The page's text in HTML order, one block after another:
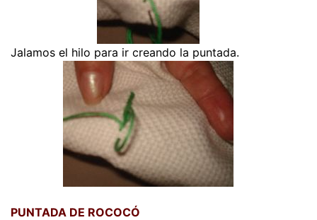
Jalamos el hilo para ir creando la puntada.
PUNTADA DE ROCOCÓ